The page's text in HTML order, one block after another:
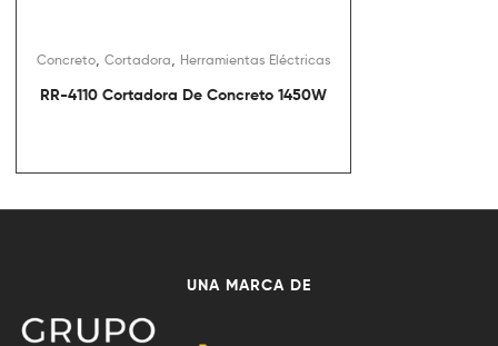
Concreto, Cortadora Herramientas Eléctricas
RR-4110 Cortadora De Concreto 1450W
UNA MARCA DE